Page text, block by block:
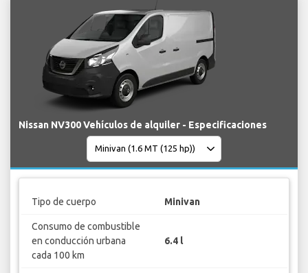
Nissan NV300 Vehículos de alquiler - Especificaciones
Tipo de cuerpo Minivan
Consumo de combustible
en conducción urbana
cada 100 km
6.4 l